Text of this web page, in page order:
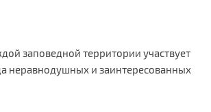
заповедной территории участвует
неравнодушных и заинтересованных